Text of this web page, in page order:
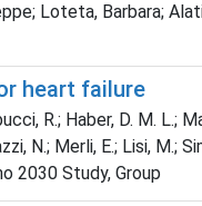
Loteta, Barbara;
heart failure
R.; Haber, D. M. L.;
N.; Merli, E.; Lisi, M.;
2030 Study, Group